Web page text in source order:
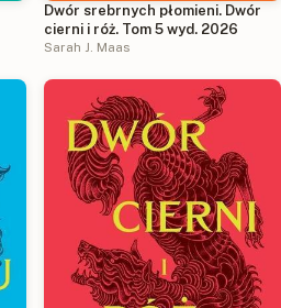
Dwór srebrnych płomieni. Dwór
cierni i róż. Tom 5 wyd. 2026
Sarah J. Maas